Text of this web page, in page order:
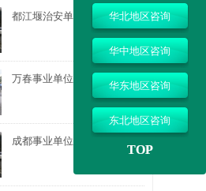
都江堰治安单位
万春事业单位巡逻车
成都事业单位巡逻车
华北地区咨询
华中地区咨询
华东地区咨询
东北地区咨询
TOP